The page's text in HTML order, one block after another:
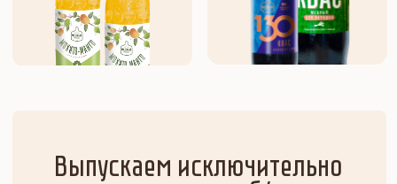
Медный великан —
250